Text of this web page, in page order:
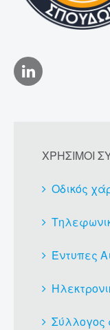
ΧΡΗΣΙΜΟΙ
Οδικός
Έντυπες
Σύλλογος